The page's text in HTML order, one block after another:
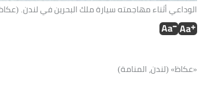
الوداعي أثناء مهاجمته سيارة ملك البحرين في لندن.
«عكاظ» (لندن، المنامة)